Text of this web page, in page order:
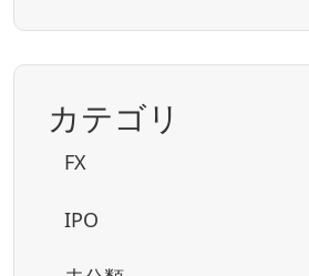
カテゴリ
FX
IPO